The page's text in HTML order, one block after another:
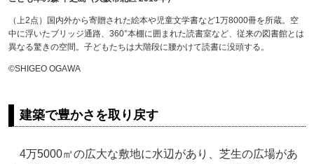
（上2点）国内外から寄贈された絵本や児童文学書など1万8000冊を所蔵。空
中に浮いたブリッジ通路、360°本棚に囲まれた読書室など、従来の図書館とは
異なる驚きの空間。子どもたちは大階段に腰かけて読書に没頭する。
©SHIGEO OGAWA
建築で豊かさを取り戻す
4万5000㎡の広大な敷地に水辺があり、芝生の広場があ